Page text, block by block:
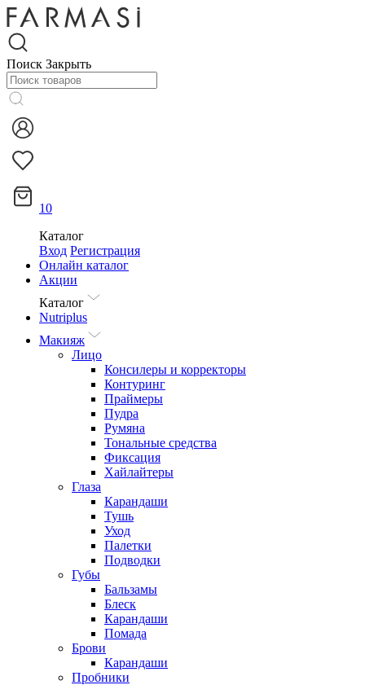
Поиск Закрыть
10
Каталог
Вход Регистрация
Онлайн каталог
Акции
Каталог
Nutriplus
Макияж
Лицо
Консилеры и корректоры
Контуринг
Праймеры
Пудра
Румяна
Тональные средства
Фиксация
Хайлайтеры
Глаза
Карандаши
Тушь
Уход
Палетки
Подводки
Губы
Бальзамы
Блеск
Карандаши
Помада
Брови
Карандаши
Пробники